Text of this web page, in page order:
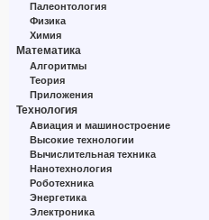
Палеонтология
Физика
Химия
Математика
Алгоритмы
Теория
Приложения
Технология
Авиация и машиностроение
Высокие технологии
Вычислительная техника
Нанотехнология
Роботехника
Энергетика
Электроника